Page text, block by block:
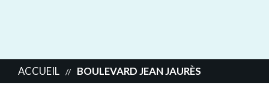
ACCUEIL // BOULEVARD JEAN JAURÈS